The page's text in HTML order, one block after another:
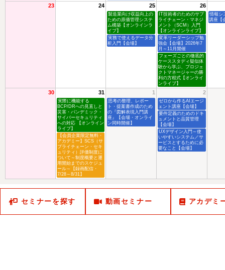
23 24 25 26
30 31 1 2
情報シ
講座【
製造業向け収益向上の
ための原価管理システ
ム構築【オンラインラ
イブ】
IT技術者のためのサプ
ライチェーン・マネジ
メント（SCM）入門
【オンラインライブ】
実務で使えるデータ分
析入門【会場】
変革リーダーシップ勉
強会【会場】2026年7
月～11月開催
フェーズごとの徹底的
ケーススタディ疑似体
験から学ぶ、プロジェ
クトマネージャーの勝
利の方程式【オンライ
ンライブ】
実際に機能する
BCP/DRへの見直しと
災害・パンデミック・
サイバーセキュリティ
への対応 【オンライン
ライブ】
思考の整理、レポー
ト・提案書作成のため
の『図解表現入門講
座』【会場・オンライ
ン同時開催】
ゼロから作るAIエージ
ェント講座【会場】
【会員企業限定無料・
アカデミー】SCS（サ
プライチェーン・セキ
ュリティ）評価制度に
ついて～制度概要と運
用開始までのスケジュ
ール～【録画配信・
7/28～8/31】
要件定義のためのドキ
ュメントと品質管理
【会場】
UXデザイン入門～使
いやすいシステム／サ
ービスとするために必
要なこと【会場】
セミナーを探す 動画セミナー アカデミ